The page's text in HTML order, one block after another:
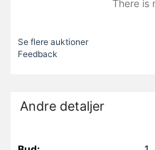
There is
Se flere auktioner
Feedback
Andre detaljer